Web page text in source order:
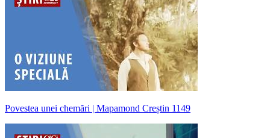
Povestea unei chemări | Mapamond Creștin 1149